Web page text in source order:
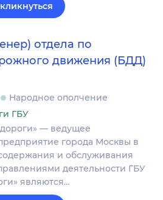
отдела по
движения (БДД)
Народное ополчение
ГБУ
— ведущее
города Москвы в
и обслуживания
деятельности ГБУ
являются…